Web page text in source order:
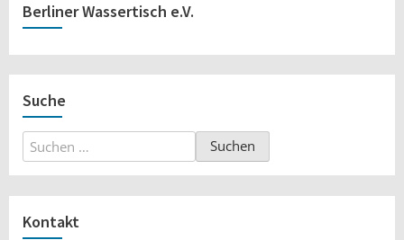
Berliner Wassertisch e.V.
Suche
Suchen
nach:
Kontakt